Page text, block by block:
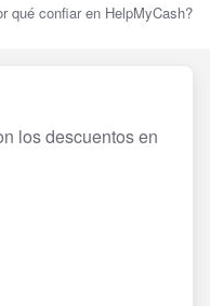
qué confiar en HelpMyCash?
los descuentos en